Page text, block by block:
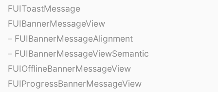
FUIToastMessage
FUIBannerMessageView
– FUIBannerMessageAlignment
– FUIBannerMessageViewSemantic
FUIOfflineBannerMessageView
FUIProgressBannerMessageView